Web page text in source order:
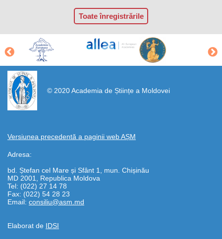
Toate înregistrările
© 2020 Academia de Științe a Moldovei
Versiunea precedentă a paginii web AȘM
Adresa:
bd. Ștefan cel Mare și Sfânt 1, mun. Chișinău
MD 2001, Republica Moldova
Tel: (022) 27 14 78
Fax: (022) 54 28 23
Email: consiliu@asm.md
Elaborat de IDSI
https://propletenie.ru/